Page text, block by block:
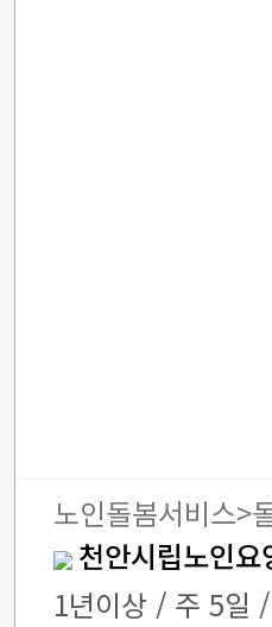
노인돌봄서비스>
천안시립노인
1년이상 / 주 5일